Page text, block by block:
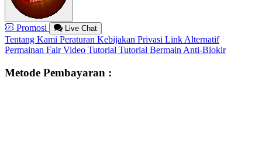
Promosi Live Chat
Tentang Kami Peraturan Kebijakan Privasi Link Alternatif
Permainan FairVideo Tutorial Tutorial Bermain Anti-Blokir
Metode Pembayaran :